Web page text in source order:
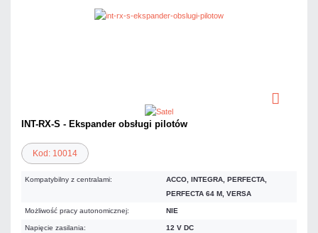
INT-RX-S - Ekspander obsługi pilotów
Kod: 10014
Kompatybilny z centralami:
ACCO, INTEGRA, PERFECTA,
PERFECTA 64 M, VERSA
Możliwość pracy autonomicznej: NIE
Napięcie zasilania: 12 V DC